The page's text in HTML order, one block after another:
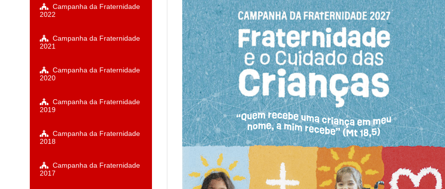
Campanha da Fraternidade
2022
Campanha da Fraternidade
2021
Campanha da Fraternidade
2020
Campanha da Fraternidade
2019
Campanha da Fraternidade
2018
Campanha da Fraternidade
2017